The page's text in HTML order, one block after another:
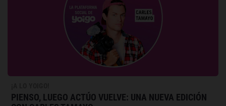
PIENSO, LUEGO ACTÚO VUELVE: UNA NUEVA EDICIÓN